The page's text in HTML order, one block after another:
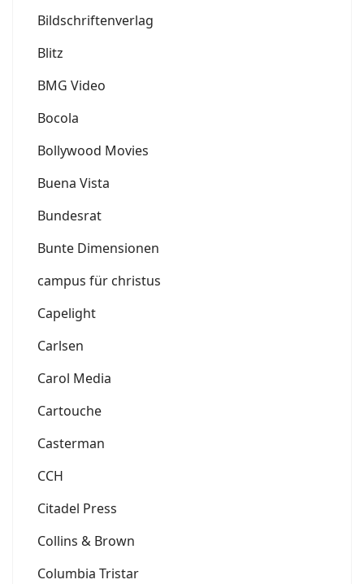
Bildschriftenverlag
Blitz
BMG Video
Bocola
Bollywood Movies
Buena Vista
Bundesrat
Bunte Dimensionen
campus für christus
Capelight
Carlsen
Carol Media
Cartouche
Casterman
CCH
Citadel Press
Collins & Brown
Columbia Tristar